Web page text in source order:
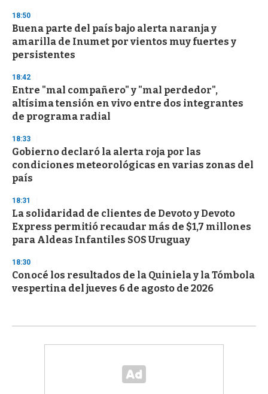
18:50
Buena parte del país bajo alerta naranja y
amarilla de Inumet por vientos muy fuertes y
persistentes
18:42
Entre "mal compañero" y "mal perdedor",
altísima tensión en vivo entre dos integrantes
de programa radial
18:33
Gobierno declaró la alerta roja por las
condiciones meteorológicas en varias zonas del
país
18:31
La solidaridad de clientes de Devoto y Devoto
Express permitió recaudar más de $1,7 millones
para Aldeas Infantiles SOS Uruguay
18:30
Conocé los resultados de la Quiniela y la Tómbola
vespertina del jueves 6 de agosto de 2026